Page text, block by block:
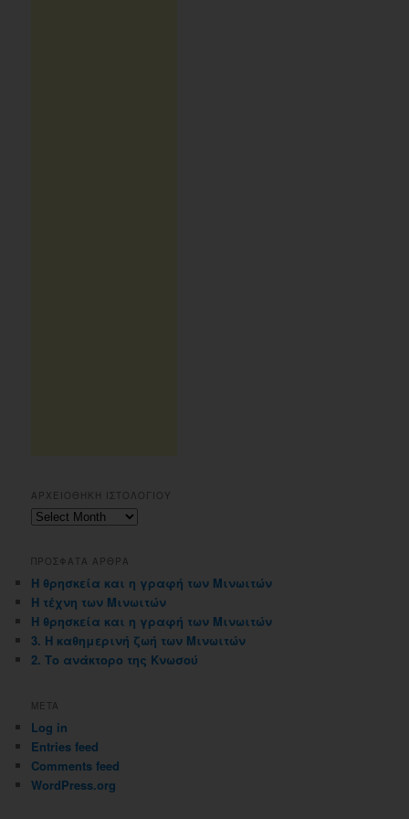
ΑΡΧΕΙΟΘΗΚΗ ΙΣΤΟΛΟΓΙΟΥ
Αρχειοθηκη
ΠΡΟΣΦΑΤΑ ΑΡΘΡΑ
Η θρησκεία και η γραφή των Μινωιτών
Η τέχνη των Μινωιτών
Η θρησκεία και η γραφή των Μινωιτών
3. Η καθημερινή ζωή των Μινωιτών
2. Το ανάκτορο της Κνωσού
META
Log in
Entries feed
Comments feed
WordPress.org